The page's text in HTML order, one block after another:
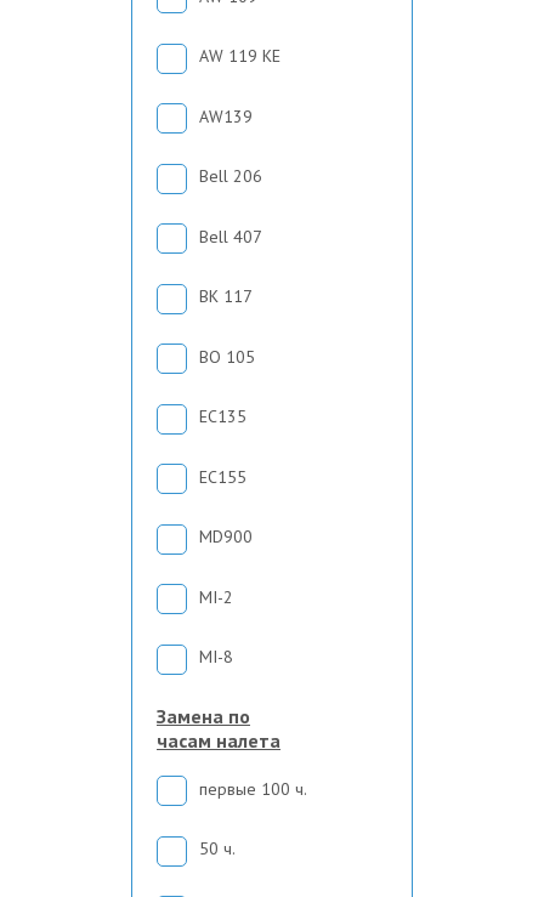
AW 119 KE
AW139
Bell 206
Bell 407
BK 117
BO 105
EC135
EC155
MD900
MI-2
MI-8
Замена по
часам налета
первые 100 ч.
50 ч.